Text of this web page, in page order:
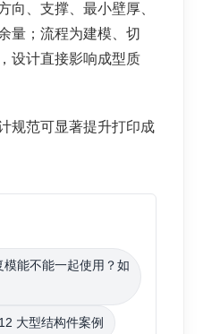
向、支撑、最小壁厚、
量；流程为建模、切
设计直接影响成型质
规范可显著提升打印成
能不能一起使用？如
大型结构件案例